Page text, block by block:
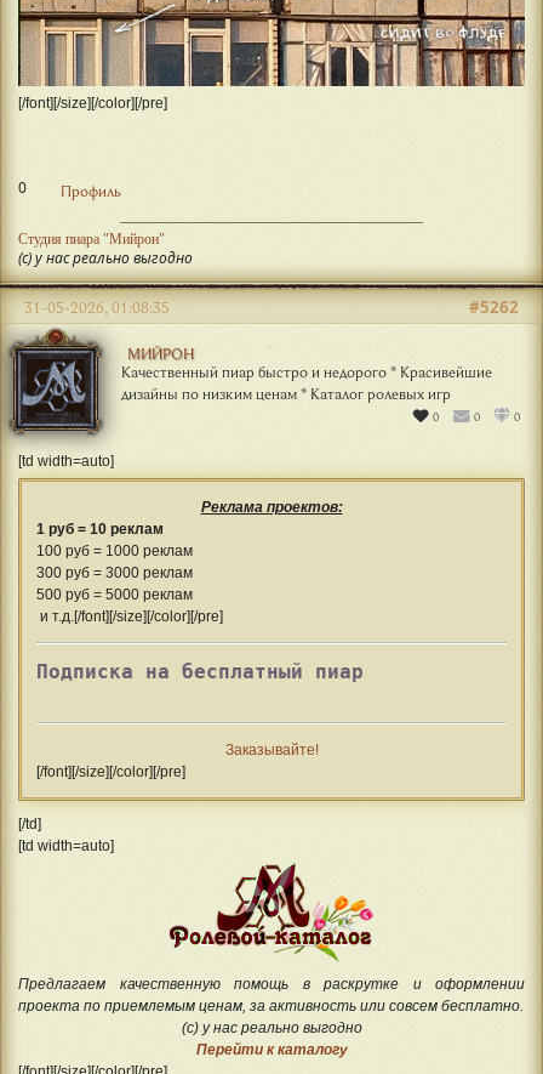
[/font][/size][/color][/pre]
0 Профиль
Студия пиара "Мийрон"
(с) у нас реально выгодно
МИЙРОН
Качественный пиар быстро и недорого * Красивейшие
дизайны по низким ценам * Каталог ролевых игр
0 0 0
#5262
31-05-2026, 01:08:35
[td width=auto]
Реклама проектов:
1 руб = 10 реклам
100 руб = 1000 реклам
300 руб = 3000 реклам
500 руб = 5000 реклам
и т.д.[/font][/size][/color][/pre]
Подписка на бесплатный пиар
Заказывайте!
[/font][/size][/color][/pre]
[/td]
[td width=auto]
Предлагаем качественную помощь в раскрутке и оформлении
проекта по приемлемым ценам, за активность или совсем бесплатно.
(с) у нас реально выгодно
Перейти к каталогу